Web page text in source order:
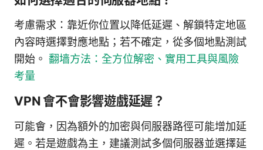
考慮需求：靠近你位置以降低延遲、解鎖特定地區
內容時選擇對應地點；若不確定，從多個地點測試
開始。 翻墙方法：全方位解密、實用工具與風險
考量
VPN 會不會影響遊戲延遲？
可能會，因為額外的加密與伺服器路徑可能增加延
遲。若是遊戲為主，建議測試多個伺服器並選擇延